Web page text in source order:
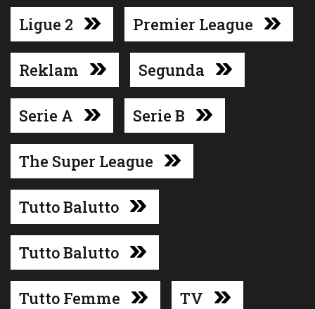
Ligue 2 Premier League
Reklam Segunda
Serie A Serie B
The Super League
Tutto Balutto
Tutto Balutto
Tutto Femme TV